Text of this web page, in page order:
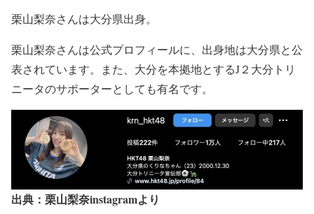
栗山梨奈さんは大分県出身。
栗山梨奈さんは公式プロフィールに、出身地は大分県と公
表されています。また、大分を本拠地とするJ２大分トリ
ニータのサポーターとしても有名です。
出典：栗山梨奈instagramより